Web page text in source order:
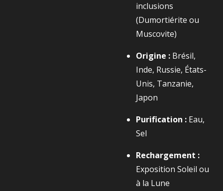
inclusions
(Dumortiérite ou
Muscovite)
Origine : Brésil,
Inde, Russie, États-
Unis, Tanzanie,
Japon
Purification : Eau,
Sel
Rechargement :
Exposition Soleil ou
à la Lune